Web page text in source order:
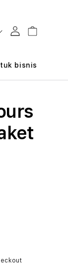
MasukKeranjang
bisnis